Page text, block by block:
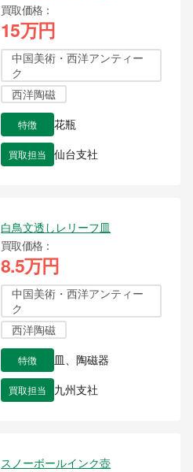
買取価格
15万円
中国美術・西洋アンティー
ク
西洋陶磁
特徴 花瓶
買取担当 仙台支社
白鳥文透しレリーフ皿
買取価格
8.5万円
中国美術・西洋アンティー
ク
西洋陶磁
特徴 皿、陶磁器
買取担当 九州支社
スノーボールインク壺